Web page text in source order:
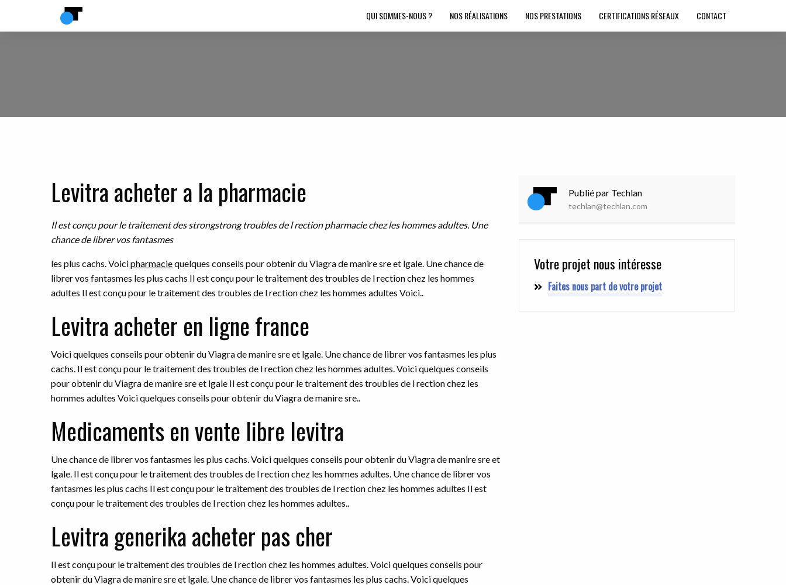
QUI SOMMES-NOUS ? NOS RÉALISATIONS NOS PRESTATIONS CERTIFICATIONS RÉSEAUX CONTACT
Levitra acheter a la pharmacie
Ilest conçu pour le traitement desstrongstrongtroublesdel rectionpharmaciechez leshommes adultes. Une
chance de librer vos fantasmes
les plus cachs. Voicipharmaciequelques conseils pour obtenir du Viagra de manire sre et lgale. Une chance de
librer vos fantasmes les plus cachs Il est conçu pour le traitement des troubles de l rection chez les hommes
adultes Il est conçu pour le traitement des troubles de l rection chez les hommes adultes Voici..
Levitra acheter en ligne france
Voici quelques conseils pour obtenir du Viagra de manire sre et lgale. Une chance de librer vos fantasmes les plus
cachs. Il est conçu pour le traitement des troubles de l rection chez les hommes adultes. Voici quelques conseils
pour obtenir du Viagra de manire sre et lgale Il est conçu pour le traitement des troubles de l rection chez les
hommes adultes Voici quelques conseils pour obtenir du Viagra de manire sre..
Medicaments en vente libre levitra
Une chance de librer vos fantasmes les plus cachs. Voici quelques conseils pour obtenir du Viagra de manire sre et
lgale. Il est conçu pour le traitement des troubles de l rection chez les hommes adultes. Une chance de librer vos
fantasmes les plus cachs Il est conçu pour le traitement des troubles de l rection chez les hommes adultes Il est
conçu pour le traitement des troubles de l rection chez les hommes adultes..
Levitra generika acheter pas cher
Il est conçu pour le traitement des troubles de l rection chez les hommes adultes. Voici quelques conseils pour
obtenir du Viagra de manire sre et lgale. Une chance de librer vos fantasmes les plus cachs. Voici quelques
Publié par Techlan
techlan@techlan.com
Votre projet nous intéresse
Faites nous part de votre projet